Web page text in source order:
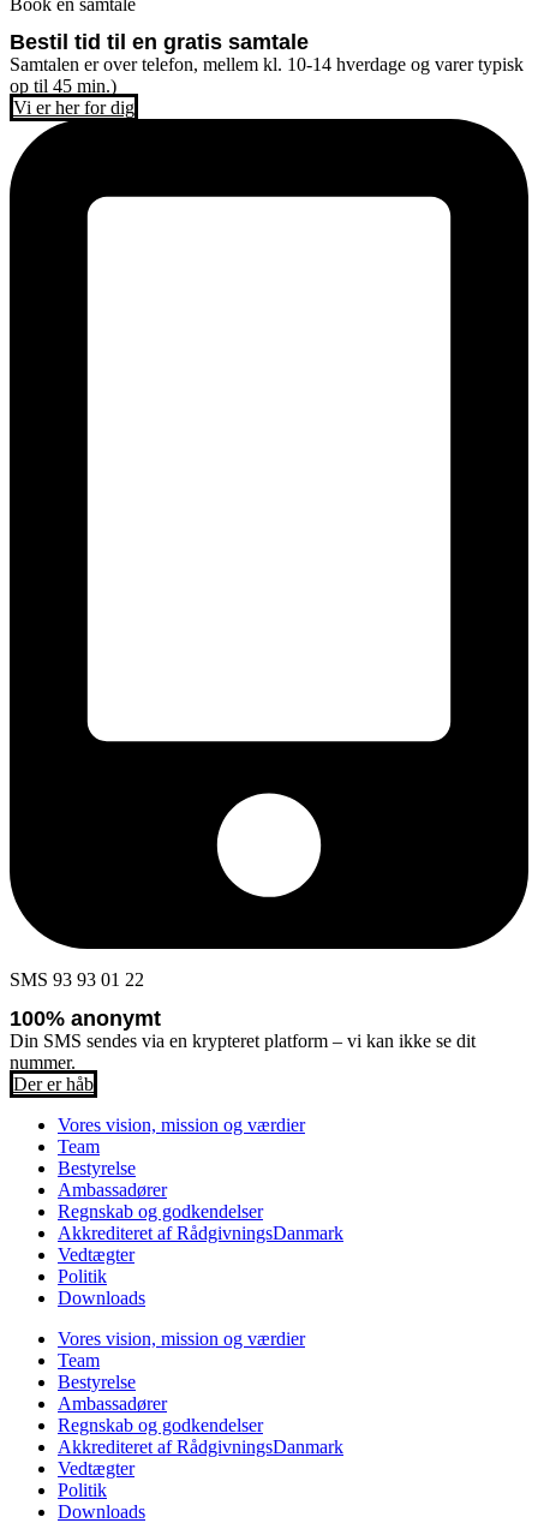
Bestil tid til en gratis samtale
Samtalen er over telefon, mellem kl. 10-14 hverdage og varer typisk
op til 45 min.)
Vi er her for dig
SMS 93 93 01 22
100% anonymt
Din SMS sendes via en krypteret platform – vi kan ikke se dit
nummer.
Der er håb
Vores vision, mission og værdier
Team
Bestyrelse
Ambassadører
Regnskab og godkendelser
Akkrediteret af RådgivningsDanmark
Vedtægter
Politik
Downloads
Vores vision, mission og værdier
Team
Bestyrelse
Ambassadører
Regnskab og godkendelser
Akkrediteret af RådgivningsDanmark
Vedtægter
Politik
Downloads